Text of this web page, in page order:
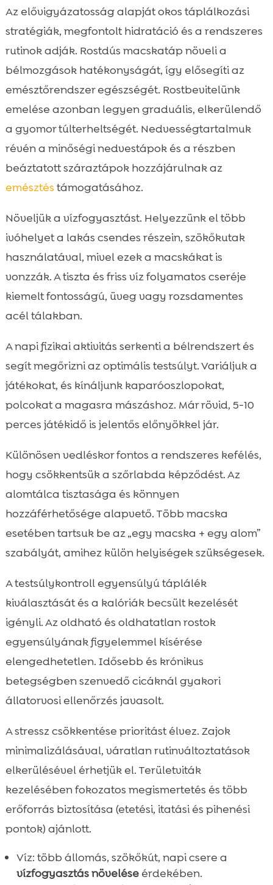
Az elővigyázatosság alapját okos táplálkozási
stratégiák, megfontolt hidratáció és a rendszeres
rutinok adják. Rostdús macskatáp növeli a
bélmozgások hatékonyságát, így elősegíti az
emésztőrendszer egészségét. Rostbevitelünk
emelése azonban legyen graduális, elkerülendő
a gyomor túlterheltségét. Nedvességtartalmuk
révén a minőségi nedvestápok és a részben
beáztatott száraztápok hozzájárulnak az
emésztés támogatásához.
Növeljük a vízfogyasztást. Helyezzünk el több
ivóhelyet a lakás csendes részein, szökőkutak
használatával, mivel ezek a macskákat is
vonzzák. A tiszta és friss víz folyamatos cseréje
kiemelt fontosságú, üveg vagy rozsdamentes
acél tálakban.
A napi fizikai aktivitás serkenti a bélrendszert és
segít megőrizni az optimális testsúlyt. Variáljuk a
játékokat, és kínáljunk kaparóoszlopokat,
polcokat a magasra mászáshoz. Már rövid, 5-10
perces játékidő is jelentős előnyökkel jár.
Különösen vedléskor fontos a rendszeres kefélés,
hogy csökkentsük a szőrlabda képződést. Az
alomtálca tisztasága és könnyen
hozzáférhetősége alapvető. Több macska
esetében tartsuk be az „egy macska + egy alom”
szabályát, amihez külön helyiségek szükségesek.
A testsúlykontroll egyensúlyú táplálék
kiválasztását és a kalóriák becsült kezelését
igényli. Az oldható és oldhatatlan rostok
egyensúlyának figyelemmel kísérése
elengedhetetlen. Idősebb és krónikus
betegségben szenvedő cicáknál gyakori
állatorvosi ellenőrzés javasolt.
A stressz csökkentése prioritást élvez. Zajok
minimalizálásával, váratlan rutinváltoztatások
elkerülésével érhetjük el. Területviták
kezelésében fokozatos megismertetés és több
erőforrás biztosítása (etetési, itatási és pihenési
pontok) ajánlott.
Víz: több állomás, szökőkút, napi csere a
vízfogyasztás növeléseérdekében.